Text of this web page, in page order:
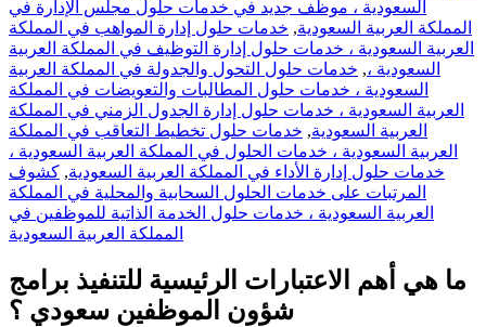
السعودية ، موظف جديد في خدمات حلول مجلس الإدارة في
المملكة العربية السعودية, خدمات حلول إدارة المواهب في المملكة
العربية السعودية ، خدمات حلول إدارة التوظيف في المملكة العربية
السعودية ،, خدمات حلول التحول والجدولة في المملكة العربية
السعودية ، خدمات حلول المطالبات والتعويضات في المملكة
العربية السعودية ، خدمات حلول إدارة الجدول الزمني في المملكة
العربية السعودية, خدمات حلول تخطيط التعاقب في المملكة
العربية السعودية ، خدمات الحلول في المملكة العربية السعودية ،
خدمات حلول إدارة الأداء في المملكة العربية السعودية, كشوف
المرتبات على خدمات الحلول السحابية والمحلية في المملكة
العربية السعودية ، خدمات حلول الخدمة الذاتية للموظفين في
المملكة العربية السعودية
ما هي أهم الاعتبارات الرئيسية للتنفيذ برامج
شؤون الموظفين سعودي ؟